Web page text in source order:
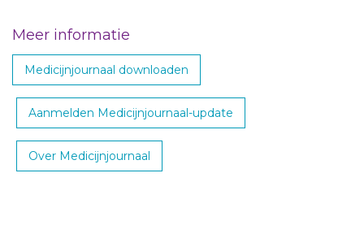
Meer informatie
Medicijnjournaal downloaden
Aanmelden Medicijnjournaal-update
Over Medicijnjournaal